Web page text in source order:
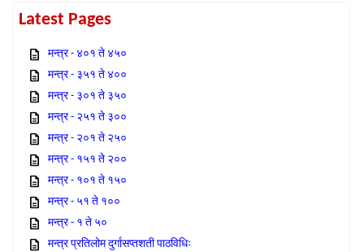
Latest Pages
मन्त्र - ४०१ ते ४५०
मन्त्र - ३५१ ते ४००
मन्त्र - ३०१ ते ३५०
मन्त्र - २५१ ते ३००
मन्त्र - २०१ ते २५०
मन्त्र - १५१ ते २००
मन्त्र - १०१ ते १५०
मन्त्र - ५१ ते १००
मन्त्र - १ ते ५०
मन्त्र प्रतिलोम दुर्गासप्तशती पाठविधिः